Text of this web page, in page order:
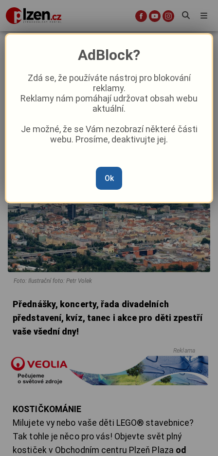
Plzeň si po víkendu bude užívat
nespočet rozmanitých akcí
8. 4. 2024|04:46
Foto: Ilustrační foto: Petr Volek
Přednášky, koncerty, řada divadelních
představení, kvíz, tanec i akce pro děti zpestří
vaše všední dny!
Reklama
KOSTIČKOMÁNIE
Milujete vy nebo vaše děti LEGO® stavebnice?
Tak tohle je něco pro vás! Objevte svět plný
kostiček v Obchodním centru Plzeň Plaza od
AdBlock?
Zdá se, že používáte nástroj pro blokování
reklamy.
Reklamy nám pomáhají udržovat obsah webu
aktuální.
Je možné, že se Vám nezobrazí některé části
webu. Prosíme, deaktivujte jej.
Ok